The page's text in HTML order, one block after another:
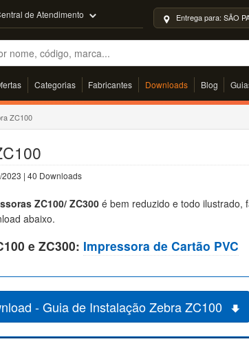
de Atendimento Entrega para: SÃO
Categorias Fabricantes Downloads Blog
ZC100
| 40 Downloads
ZC100/ ZC300 é bem reduzido e todo ilustrado,
abaixo.
e ZC300: Impressora de Cartão PVC
- Guia de Instalação Zebra ZC100